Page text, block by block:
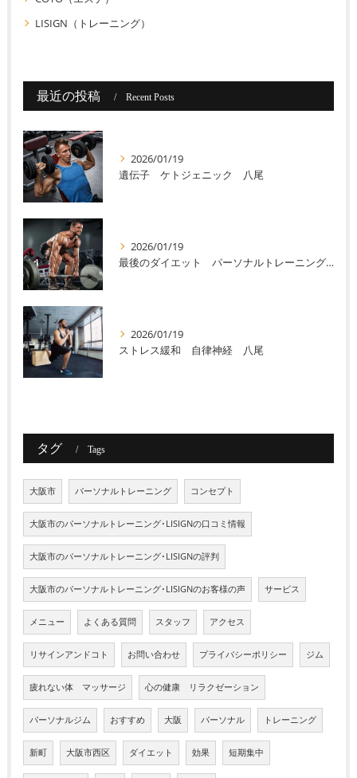
LISIGN（トレーニング）
最近の投稿 Recent Posts
2026/01/19
遺伝子 ケトジェニック 八尾
2026/01/19
最後のダイエット パーソナルトレーニング 八尾
2026/01/19
ストレス緩和 自律神経 八尾
タグ Tags
大阪市 パーソナルトレーニング コンセプト
大阪市のパーソナルトレーニング･LISIGNの口コミ情報
大阪市のパーソナルトレーニング･LISIGNの評判
大阪市のパーソナルトレーニング･LISIGNのお客様の声 サービス
メニュー よくある質問 スタッフ アクセス
リサインアンドコト お問い合わせ プライバシーポリシー ジム
疲れない体 マッサージ 心の健康 リラクゼーション
パーソナルジム おすすめ 大阪 パーソナル トレーニング
新町 大阪市西区 ダイエット 効果 短期集中